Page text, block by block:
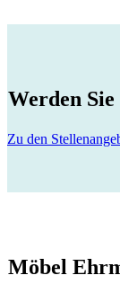
Werden
Zu den
Möbel